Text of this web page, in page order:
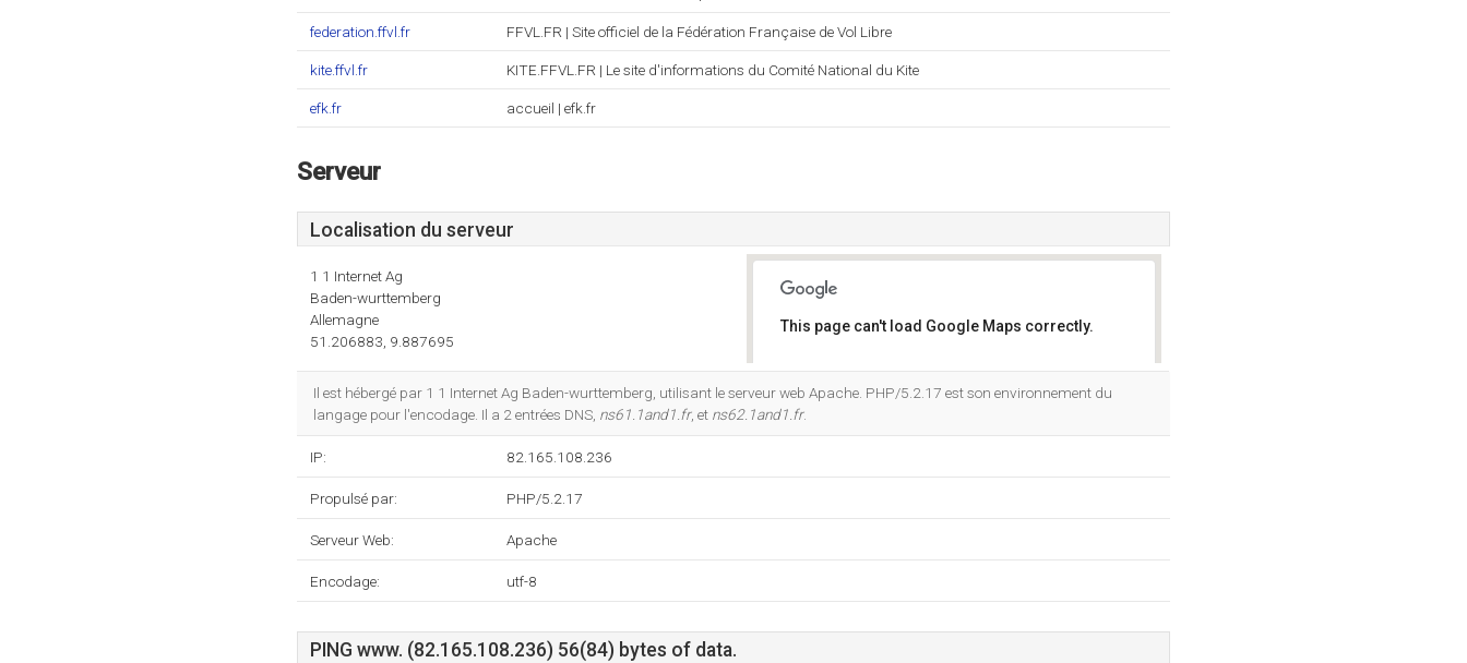
federation.ffvl.fr FFVL.FR | Site officiel de la Fédération Française de Vol Libre
kite.ffvl.fr KITE.FFVL.FR | Le site d'informations du Comité National du Kite
efk.fr accueil | efk.fr
Serveur
Localisation du serveur
1 1 Internet Ag
Baden-wurttemberg
Allemagne
51.206883, 9.887695
This page can't load Google Maps correctly.
Il est hébergé par 1 1 Internet Ag Baden-wurttemberg, utilisant le serveur web Apache. PHP/5.2.17 est son environnement du
langage pour l'encodage. Il a 2 entrées DNS, ns61.1and1.fr, et ns62.1and1.fr.
IP: 82.165.108.236
Propulsé par: PHP/5.2.17
Serveur Web: Apache
Encodage: utf-8
PING www. (82.165.108.236) 56(84) bytes of data.